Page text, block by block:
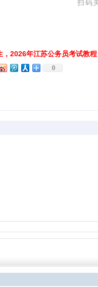
扫码
，2026年江苏公务员考试教程
0